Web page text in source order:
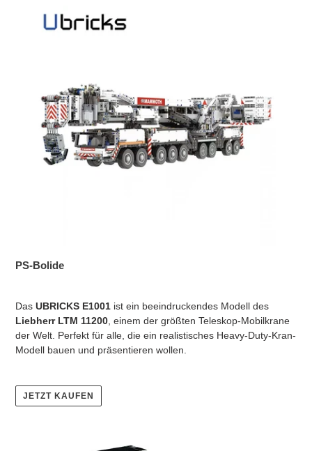
PS-Bolide
Das UBRICKS E1001 ist ein beeindruckendes Modell des
Liebherr LTM 11200 , einem der größten Teleskop-Mobilkrane
der Welt. Perfekt für alle, die ein realistisches Heavy-Duty-Kran-
Modell bauen und präsentieren wollen.
JETZT KAUFEN